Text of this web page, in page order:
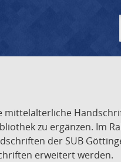
mittelalterliche
zu ergänzen. Im
der SUB
erweitert werden.